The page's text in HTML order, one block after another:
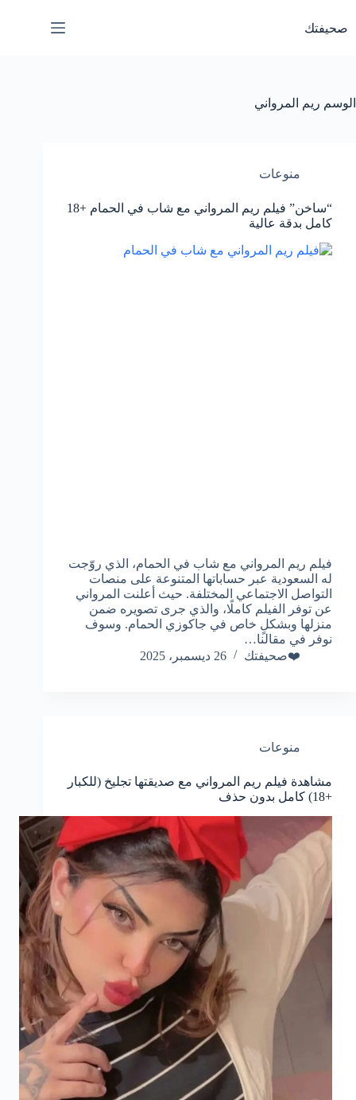
المحتوى
صحيفتك
الوسم ريم المرواني
منوعات
“ساخن” فيلم ريم المرواني مع شاب في الحمام +18
كامل بدقة عالية
فيلم ريم المرواني مع شاب في الحمام، الذي روّجت
له السعودية عبر حساباتها المتنوعة على منصات
التواصل الاجتماعي المختلفة. حيث أعلنت المرواني
عن توفر الفيلم كاملًا، والذي جرى تصويره ضمن
منزلها وبشكلٍ خاص في جاكوزي الحمام. وسوف
نوفر في مقالنا…
❤️صحيفتك
26 ديسمبر، 2025
منوعات
مشاهدة فيلم ريم المرواني مع صديقتها تجليخ (للكبار
+18) كامل بدون حذف